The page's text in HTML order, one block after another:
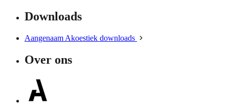
Downloads
Aangenaam Akoestiek downloads
Over ons